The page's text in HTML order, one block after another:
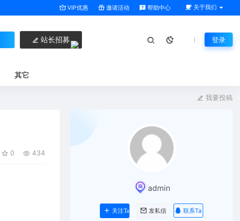
VIP优惠 邀请活动 帮助中心 关于我们
站长招募 登录
其它
我要投稿
0 434
admin
关注Ta 发私信 联系Ta